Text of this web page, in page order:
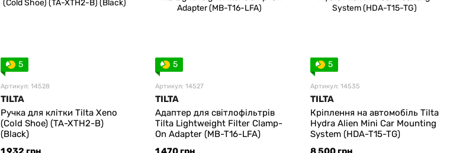
5
Артикул: 14528
TILTA
Ручка для клітки Tilta Xeno
(Cold Shoe) (TA-XTH2-B)
(Black)
5
Артикул: 14527
TILTA
Адаптер для світлофільтрів
Tilta Lightweight Filter Clamp-
On Adapter (MB-T16-LFA)
5
Артикул: 14535
TILTA
Кріплення на автомобіль Tilta
Hydra Alien Mini Car Mounting
System (HDA-T15-TG)